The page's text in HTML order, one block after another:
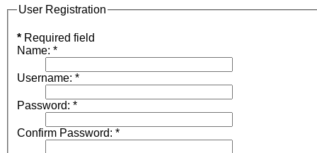
User Registration
* Required field
Name: *
Username: *
Password: *
Confirm Password: *